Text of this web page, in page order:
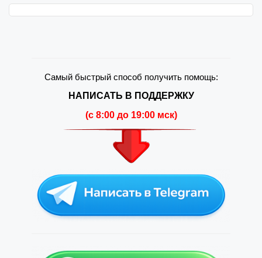
Самый быстрый способ получить помощь:
НАПИСАТЬ В ПОДДЕРЖКУ
(c 8:00 до 19:00 мск)